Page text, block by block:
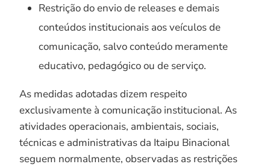
Restrição do envio de releases e demais
conteúdos institucionais aos veículos de
comunicação, salvo conteúdo meramente
educativo, pedagógico ou de serviço.
As medidas adotadas dizem respeito
exclusivamente à comunicação institucional. As
atividades operacionais, ambientais, sociais,
técnicas e administrativas da Itaipu Binacional
seguem normalmente, observadas as restrições